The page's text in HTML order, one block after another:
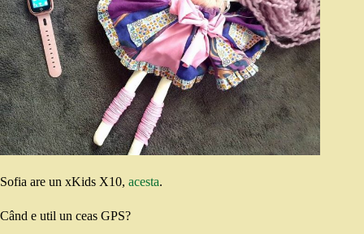
Sofia are un xKids X10, acesta.
Când e util un ceas GPS?